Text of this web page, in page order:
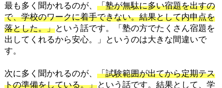
最も多く聞かれるのが、 「塾が無駄に多い宿題を出すの
で、学校のワークに着手できない。結果として内申点を
落とした。」という話です。「塾の方でたくさん宿題を
出してくれるから安心。」というのは大きな間違いで
す。
次に多く聞かれるのが、 「試験範囲が出てから定期テス
トの準備をしている。」という話です。結果として、学